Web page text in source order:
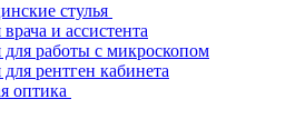
стулья
и ассистента
для работы с микроскопом
для рентген кабинета
оптика